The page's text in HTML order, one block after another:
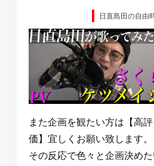
日直島田の自由
また企画を観たい方は【高評
価】宜しくお願い致します。
その反応で色々と企画決め